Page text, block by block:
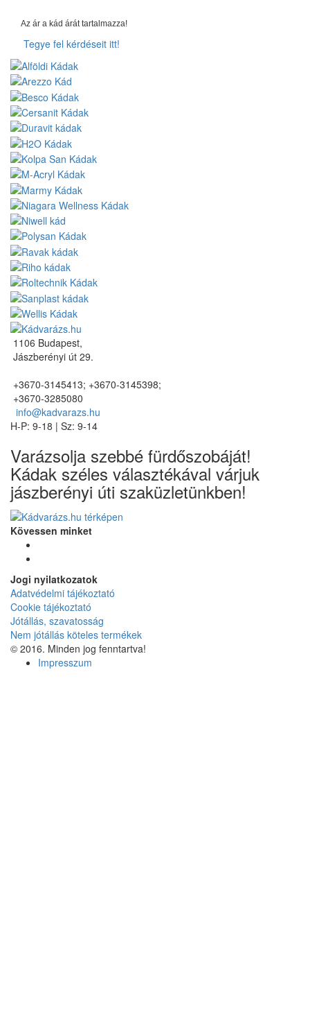
Az ár a kád árát tartalmazza!
Tegye fel kérdéseit itt!
1106 Budapest,
Jászberényi út 29.
+3670-3145413; +3670-3145398;
+3670-3285080
info@kadvarazs.hu
H-P: 9-18 | Sz: 9-14
Varázsolja szebbé fürdőszobáját!
Kádak széles választékával várjuk
jászberényi úti szaküzletünkben!
Kövessen minket
Jogi nyilatkozatok
Adatvédelmi tájékoztató
Cookie tájékoztató
Jótállás, szavatosság
Nem jótállás köteles termékek
© 2016. Minden jog fenntartva!
Impresszum